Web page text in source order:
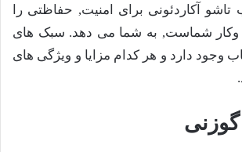
تاشو آکاردئونی برای امنیت, حفاظتی را
شماست, به شما می دهد. سبک های
وجود دارد و هر کدام مزایا و ویژگی های